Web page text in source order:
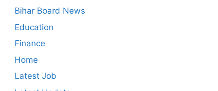
Bihar Board News
Education
Finance
Home
Latest Job